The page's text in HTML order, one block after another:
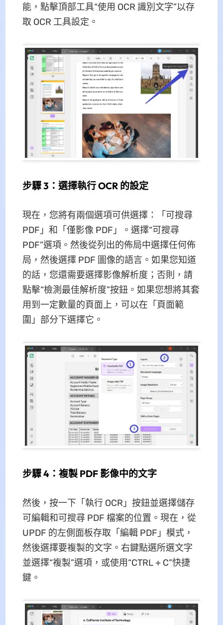
能，點擊頂部工具“使用 OCR 識別文字”以存
取 OCR 工具設定。
步驟 3：選擇執行 OCR 的設定
現在，您將有兩個選項可供選擇：「可搜尋
PDF」和「僅影像 PDF」。選擇“可搜尋
PDF”選項。然後從列出的佈局中選擇任何佈
局，然後選擇 PDF 圖像的語言。如果您知道
的話，您還需要選擇影像解析度；否則，請
點擊“檢測最佳解析度”按鈕。如果您想將其套
用到一定數量的頁面上，可以在「頁面範
圍」部分下選擇它。
步驟 4：複製 PDF 影像中的文字
然後，按一下「執行 OCR」按鈕並選擇儲存
可編輯和可搜尋 PDF 檔案的位置。現在，從
UPDF 的左側面板存取「編輯 PDF」模式，
然後選擇要複製的文字。右鍵點選所選文字
並選擇“複製”選項，或使用“CTRL + C”快捷
鍵。